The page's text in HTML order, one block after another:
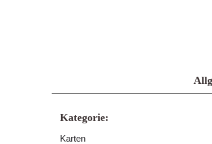
Kategorie:
Karten